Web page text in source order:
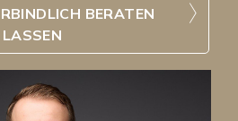
BERATEN
LASSEN